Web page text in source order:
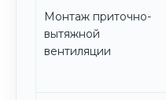
Монтаж приточно-
вытяжной
вентиляции